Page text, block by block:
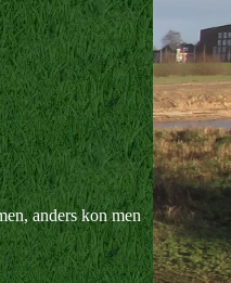
anders kon men